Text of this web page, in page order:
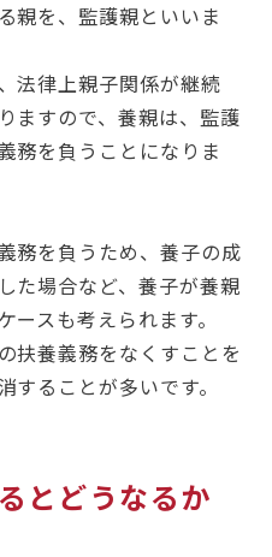
親を、監護親といいま
法律上親子関係が継続
ますので、養親は、監護
務を負うことになりま
務を負うため、養子の成
た場合など、養子が養親
スも考えられます。
扶養義務をなくすことを
することが多いです。
とどうなるか